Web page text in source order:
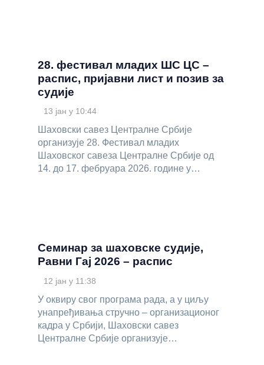
28. фестивал младих ШС ЦС –
распис, пријавни лист и позив за
судије
13 јан у 10:44
Шаховски савез Централне Србије
организујe 28. Фестивал младих
Шаховског савеза Централне Србије од
14. до 17. фебруара 2026. године у…
Семинар за шаховске судије,
Равни Гај 2026 – распис
12 јан у 11:38
У оквиру свог програма рада, а у циљу
унапређивања стручно – организационог
кадра у Србији, Шаховски савез
Централне Србије организује…